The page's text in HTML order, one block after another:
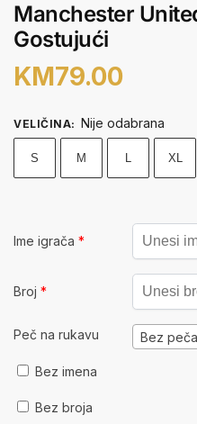
Manchester
Gostujući
KM79.00
VELIČINA: Nije odabrana
S M L XL
Ime igrača *
Broj *
Peč na rukavu Bez peča
Bez imena
Bez broja